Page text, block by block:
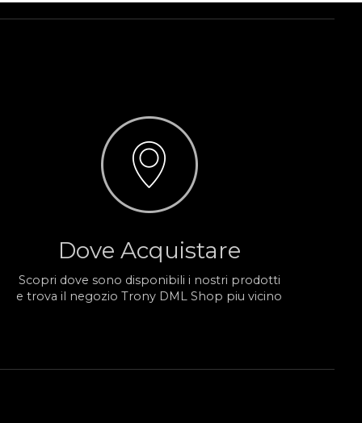
Dove Acquistare
Scopri dove sono disponibili i nostri prodotti
e trova il negozio Trony DML Shop piu vicino